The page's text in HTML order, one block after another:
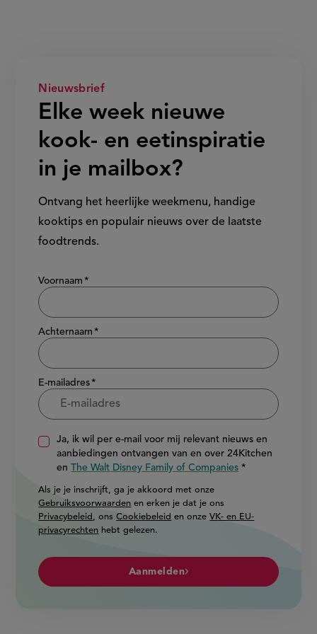
Nieuwsbrief
Elke week nieuwe
kook- en eetinspiratie
in je mailbox?
Ontvang het heerlijke weekmenu, handige
kooktips en populair nieuws over de laatste
foodtrends.
Show/hide
Voornaam
Achternaam
E-mailadres
Ja, ik wil per e-mail voor mij relevant nieuws en
aanbiedingen ontvangen van en over 24Kitchen
enThe Walt Disney Family of Companies
Als je je inschrijft, ga je akkoord met onze
Gebruiksvoorwaarden en erken je dat je ons
Privacybeleid , onsCookiebeleid en onzeVK- en EU-
privacyrechten hebt gelezen.
Aanmelden